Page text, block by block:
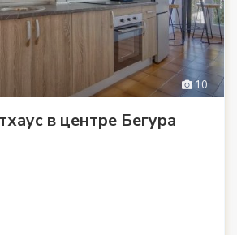
10
в центре Бегура